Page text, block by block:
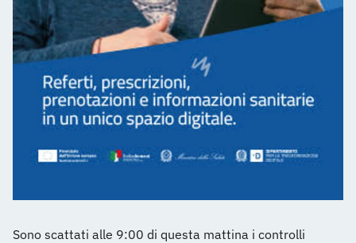
Sono scattati alle 9:00 di questa mattina i controlli